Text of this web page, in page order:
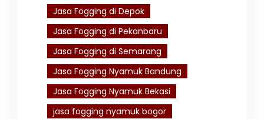
Jasa Fogging di Depok
Jasa Fogging di Pekanbaru
Jasa Fogging di Semarang
Jasa Fogging Nyamuk Bandung
Jasa Fogging Nyamuk Bekasi
jasa fogging nyamuk bogor